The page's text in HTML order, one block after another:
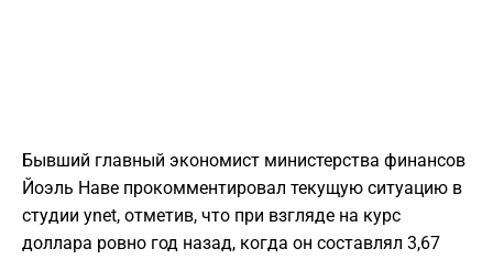
Бывший главный экономист министерства финансов
Йоэль Наве прокомментировал текущую ситуацию в
студии ynet, отметив, что при взгляде на курс
доллара ровно год назад, когда он составлял 3,67